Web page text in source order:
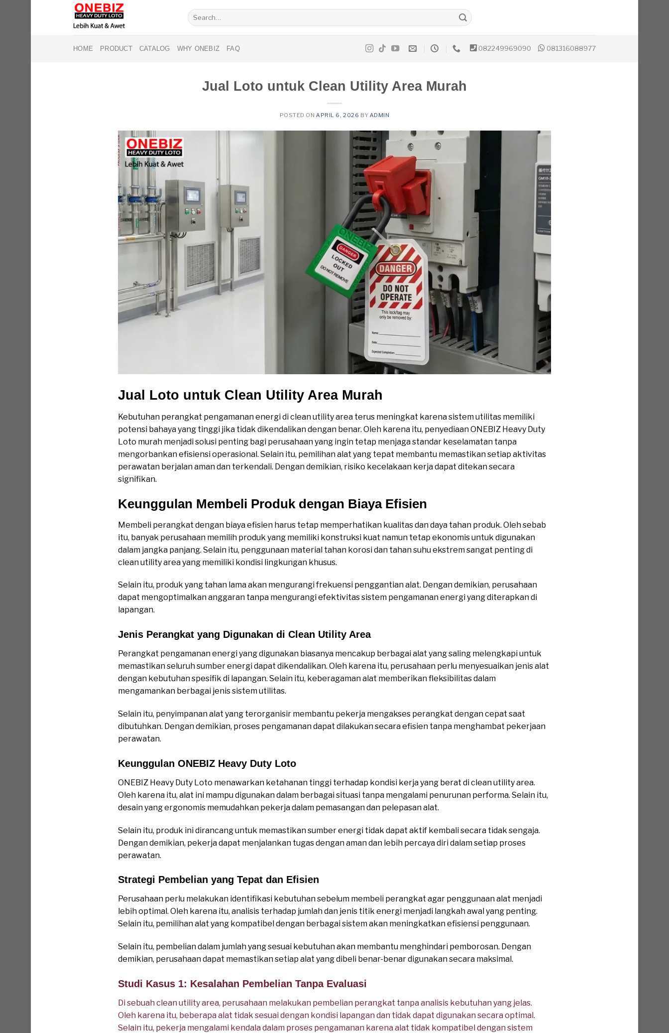
Search
for:
HOME PRODUCT CATALOG WHY ONEBIZ FAQ 082249969090 081316088977
Jual Loto untuk Clean Utility Area Murah
POSTED ONAPRIL 6, 2026 BY ADMIN
Jual Loto untuk Clean Utility Area Murah
Kebutuhan perangkat pengamanan energi di clean utility area terus meningkat karena sistem utilitas memiliki
potensi bahaya yang tinggi jika tidak dikendalikan dengan benar. Oleh karena itu, penyediaan ONEBIZ Heavy Duty
Loto murah menjadi solusi penting bagi perusahaan yang ingin tetap menjaga standar keselamatan tanpa
mengorbankan efisiensi operasional. Selain itu, pemilihan alat yang tepat membantu memastikan setiap aktivitas
perawatan berjalan aman dan terkendali. Dengan demikian, risiko kecelakaan kerja dapat ditekan secara
signifikan.
Keunggulan Membeli Produk dengan Biaya Efisien
Membeli perangkat dengan biaya efisien harus tetap memperhatikan kualitas dan daya tahan produk. Oleh sebab
itu, banyak perusahaan memilih produk yang memiliki konstruksi kuat namun tetap ekonomis untuk digunakan
dalam jangka panjang. Selain itu, penggunaan material tahan korosi dan tahan suhu ekstrem sangat penting di
clean utility area yang memiliki kondisi lingkungan khusus.
Selain itu, produk yang tahan lama akan mengurangi frekuensi penggantian alat. Dengan demikian, perusahaan
dapat mengoptimalkan anggaran tanpa mengurangi efektivitas sistem pengamanan energi yang diterapkan di
lapangan.
Jenis Perangkat yang Digunakan di Clean Utility Area
Perangkat pengamanan energi yang digunakan biasanya mencakup berbagai alat yang saling melengkapi untuk
memastikan seluruh sumber energi dapat dikendalikan. Oleh karena itu, perusahaan perlu menyesuaikan jenis alat
dengan kebutuhan spesifik di lapangan. Selain itu, keberagaman alat memberikan fleksibilitas dalam
mengamankan berbagai jenis sistem utilitas.
Selain itu, penyimpanan alat yang terorganisir membantu pekerja mengakses perangkat dengan cepat saat
dibutuhkan. Dengan demikian, proses pengamanan dapat dilakukan secara efisien tanpa menghambat pekerjaan
perawatan.
Keunggulan ONEBIZ Heavy Duty Loto
ONEBIZ Heavy Duty Loto menawarkan ketahanan tinggi terhadap kondisi kerja yang berat di clean utility area.
Oleh karena itu, alat ini mampu digunakan dalam berbagai situasi tanpa mengalami penurunan performa. Selain itu,
desain yang ergonomis memudahkan pekerja dalam pemasangan dan pelepasan alat.
Selain itu, produk ini dirancang untuk memastikan sumber energi tidak dapat aktif kembali secara tidak sengaja.
Dengan demikian, pekerja dapat menjalankan tugas dengan aman dan lebih percaya diri dalam setiap proses
perawatan.
Strategi Pembelian yang Tepat dan Efisien
Perusahaan perlu melakukan identifikasi kebutuhan sebelum membeli perangkat agar penggunaan alat menjadi
lebih optimal. Oleh karena itu, analisis terhadap jumlah dan jenis titik energi menjadi langkah awal yang penting.
Selain itu, pemilihan alat yang kompatibel dengan berbagai sistem akan meningkatkan efisiensi penggunaan.
Selain itu, pembelian dalam jumlah yang sesuai kebutuhan akan membantu menghindari pemborosan. Dengan
demikian, perusahaan dapat memastikan setiap alat yang dibeli benar-benar digunakan secara maksimal.
Studi Kasus 1: Kesalahan Pembelian Tanpa Evaluasi
Di sebuah clean utility area, perusahaan melakukan pembelian perangkat tanpa analisis kebutuhan yang jelas.
Oleh karena itu, beberapa alat tidak sesuai dengan kondisi lapangan dan tidak dapat digunakan secara optimal.
Selain itu, pekerja mengalami kendala dalam proses pengamanan karena alat tidak kompatibel dengan sistem